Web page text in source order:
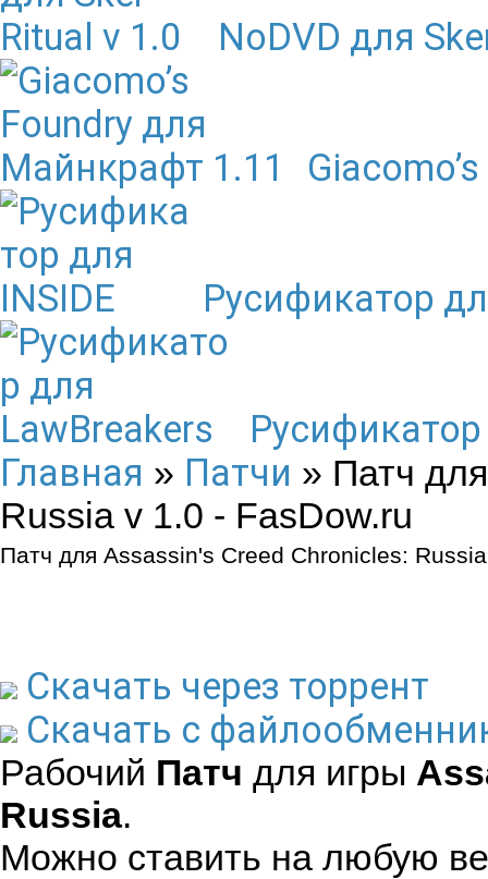
NoDVD для
Русификатор
Главная » Патчи » Патч
Russia v 1.0 - FasDow.ru
Патч для Assassin's Creed Chronicles:
Скачать через торрент
Скачать с
Рабочий Патч для игры
Russia.
Можно ставить на любую